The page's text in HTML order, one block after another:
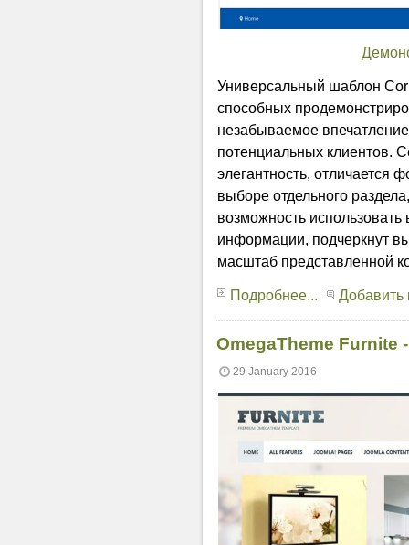
Универсальный шаблон
способных
незабываемое
потенциальных клиентов.
элегантность,
выборе отдельного
возможность
информации, подчеркнут
масштаб представленной
Подробнее... Добавить
OmegaTheme
29 January 2016